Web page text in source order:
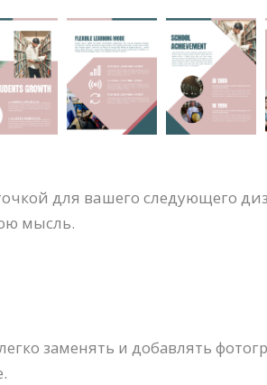
для вашего следующего
мысль.
заменять и добавлять